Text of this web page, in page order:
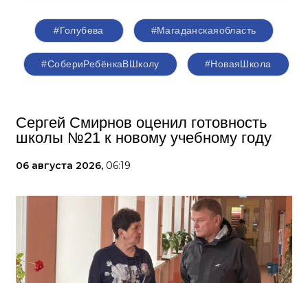
#Голубева #Магаданскаяобласть
#СобериРебёнкаВШколу #НоваяШкола
Сергей Смирнов оценил готовность
школы №21 к новому учебному году
06 августа 2026, 06:19